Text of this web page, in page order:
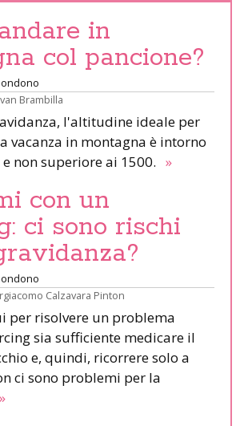
in
col pancione?
Brambilla
l'altitudine ideale per
vacanza in montagna è intorno
non superiore ai 1500. »
con un
ci sono rischi
Calzavara Pinton
per risolvere un problema
sia sufficiente medicare il
e, quindi, ricorrere solo a
ci sono problemi per la
»